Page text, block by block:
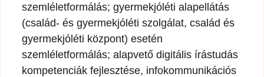
szemléletformálás; gyermekjóléti alapellátás
(család- és gyermekjóléti szolgálat, család és
gyermekjóléti központ) esetén
szemléletformálás; alapvető digitális írástudás
kompetenciák fejlesztése, infokommunikációs